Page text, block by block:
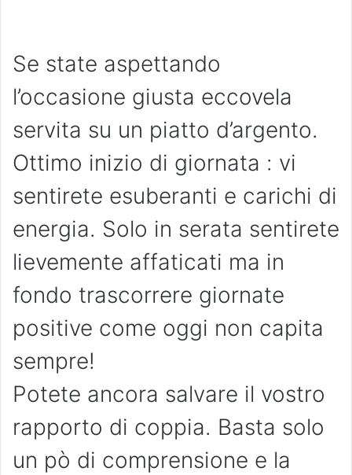
Se state aspettando
l’occasione giusta eccovela
servita su un piatto d’argento.
Ottimo inizio di giornata : vi
sentirete esuberanti e carichi di
energia. Solo in serata sentirete
lievemente affaticati ma in
fondo trascorrere giornate
positive come oggi non capita
sempre!
Potete ancora salvare il vostro
rapporto di coppia. Basta solo
un pò di comprensione e la